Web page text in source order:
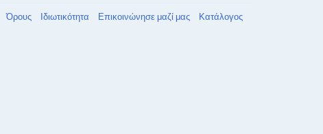
Όρους Ιδιωτικότητα Επικοινώνησε μαζί μας Κατάλογος